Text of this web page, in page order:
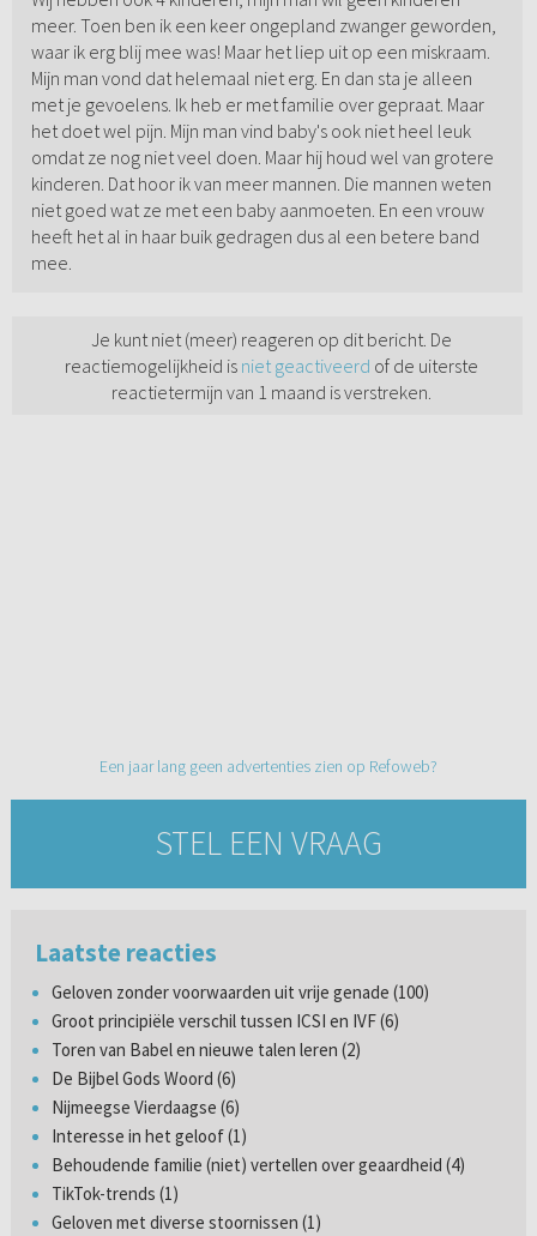
meer. Toen ben ik een keer ongepland zwanger geworden,
waar ik erg blij mee was! Maar het liep uit op een miskraam.
Mijn man vond dat helemaal niet erg. En dan sta je alleen
met je gevoelens. Ik heb er met familie over gepraat. Maar
het doet wel pijn. Mijn man vind baby's ook niet heel leuk
omdat ze nog niet veel doen. Maar hij houd wel van grotere
kinderen. Dat hoor ik van meer mannen. Die mannen weten
niet goed wat ze met een baby aanmoeten. En een vrouw
heeft het al in haar buik gedragen dus al een betere band
mee.
Je kunt niet (meer) reageren op dit bericht. De
reactiemogelijkheid is niet geactiveerd of de uiterste
reactietermijn van 1 maand is verstreken.
Een jaar lang geen advertenties zien op Refoweb?
STEL EEN VRAAG
Laatste reacties
Geloven zonder voorwaarden uit vrije genade (100)
Groot principiële verschil tussen ICSI en IVF (6)
Toren van Babel en nieuwe talen leren (2)
De Bijbel Gods Woord (6)
Nijmeegse Vierdaagse (6)
Interesse in het geloof (1)
Behoudende familie (niet) vertellen over geaardheid (4)
TikTok-trends (1)
Geloven met diverse stoornissen (1)